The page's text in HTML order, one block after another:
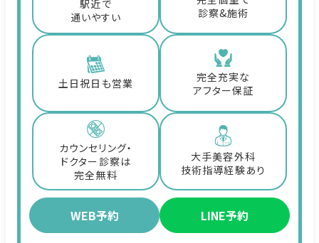
駅近で
通いやすい
診察&施術
土日祝日も営業
完全充実な
アフター保証
カウンセリング・
ドクター診察は
完全無料
大手美容外科
技術指導経験あり
WEB予約 LINE予約